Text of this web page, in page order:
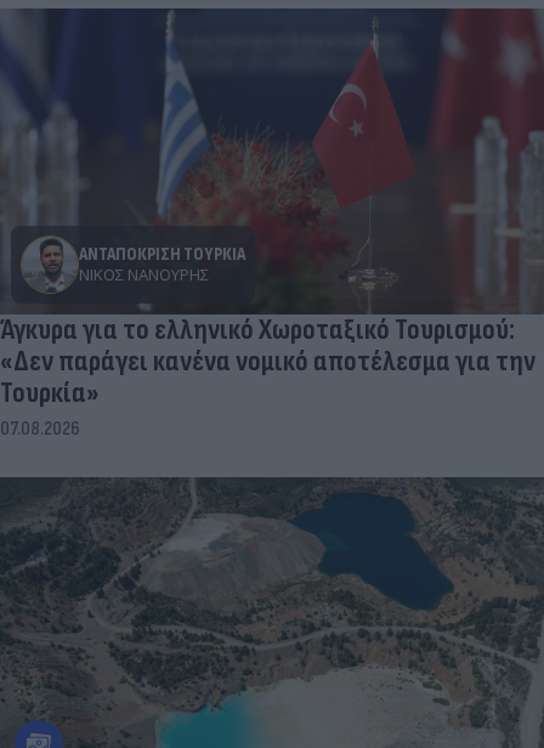
ΑΝΤΑΠΟΚΡΙΣΗ ΤΟΥΡΚΙΑ
ΝΊΚΟΣ ΝΑΝΟΎΡΗΣ
Άγκυρα για το ελληνικό Χωροταξικό Τουρισμού:
«Δεν παράγει κανένα νομικό αποτέλεσμα για την
Τουρκία»
07.08.2026